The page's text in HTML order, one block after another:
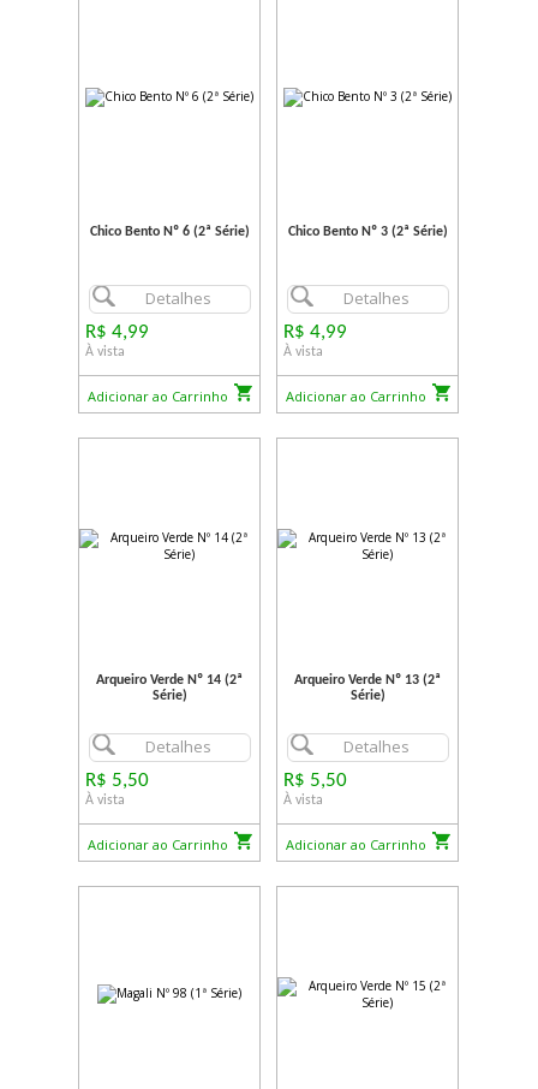
Chico Bento Nº 6 (2ª Série)
Detalhes
R$ 4,99
À vista
Adicionar ao Carrinho
Chico Bento Nº 3 (2ª Série)
Detalhes
R$ 4,99
À vista
Adicionar ao Carrinho
Arqueiro Verde Nº 14 (2ª
Série)
Detalhes
R$ 5,50
À vista
Adicionar ao Carrinho
Arqueiro Verde Nº 13 (2ª
Série)
Detalhes
R$ 5,50
À vista
Adicionar ao Carrinho